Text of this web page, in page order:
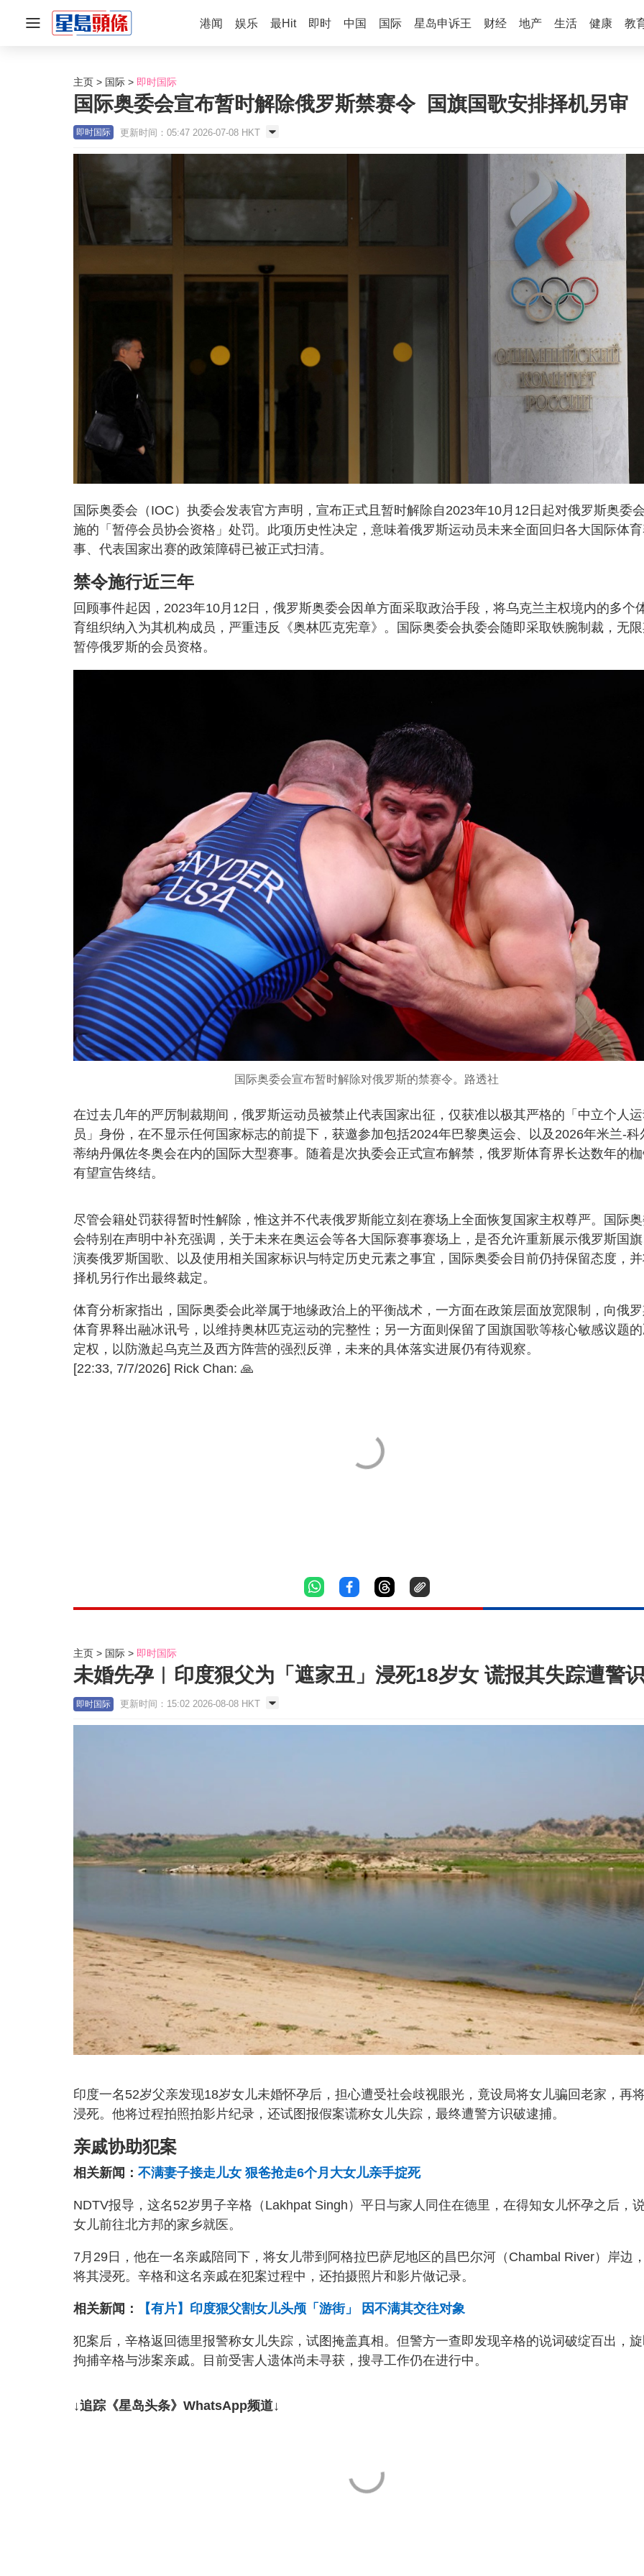
港闻 娱乐 最Hit 即时 中国 国际 星岛申诉王 财经 地产 生活 健康 教
主页 国际 即时国际
国际奥委会宣布暂时解除俄罗斯禁赛令 国旗国歌安排择机另审
即时国际 更新时间：05:47 2026-07-08 HKT
国际奥委会（IOC）执委会发表官方声明，宣布正式且暂时解除自2023年10月12日起对俄罗斯奥委
施的「暂停会员协会资格」处罚。此项历史性决定，意味着俄罗斯运动员未来全面回归各大国际体
事、代表国家出赛的政策障碍已被正式扫清。
禁令施行近三年
回顾事件起因，2023年10月12日，俄罗斯奥委会因单方面采取政治手段，将乌克兰主权境内的多个
育组织纳入为其机构成员，严重违反《奥林匹克宪章》。国际奥委会执委会随即采取铁腕制裁，无
暂停俄罗斯的会员资格。
国际奥委会宣布暂时解除对俄罗斯的禁赛令。路透社
在过去几年的严厉制裁期间，俄罗斯运动员被禁止代表国家出征，仅获准以极其严格的「中立个人
员」身份，在不显示任何国家标志的前提下，获邀参加包括2024年巴黎奥运会、以及2026年米兰-科
蒂纳丹佩佐冬奥会在内的国际大型赛事。随着是次执委会正式宣布解禁，俄罗斯体育界长达数年的
有望宣告终结。
尽管会籍处罚获得暂时性解除，惟这并不代表俄罗斯能立刻在赛场上全面恢复国家主权尊严。国际
会特别在声明中补充强调，关于未来在奥运会等各大国际赛事赛场上，是否允许重新展示俄罗斯国
演奏俄罗斯国歌、以及使用相关国家标识与特定历史元素之事宜，国际奥委会目前仍持保留态度，
择机另行作出最终裁定。
体育分析家指出，国际奥委会此举属于地缘政治上的平衡战术，一方面在政策层面放宽限制，向俄
体育界释出融冰讯号，以维持奥林匹克运动的完整性；另一方面则保留了国旗国歌等核心敏感议题
定权，以防激起乌克兰及西方阵营的强烈反弹，未来的具体落实进展仍有待观察。
[22:33, 7/7/2026] Rick Chan: 🙏
主页 国际 即时国际
未婚先孕︱印度狠父为「遮家丑」浸死18岁女 谎报其失踪遭警
即时国际 更新时间：15:02 2026-08-08 HKT
印度一名52岁父亲发现18岁女儿未婚怀孕后，担心遭受社会歧视眼光，竟设局将女儿骗回老家，再
浸死。他将过程拍照拍影片纪录，还试图报假案谎称女儿失踪，最终遭警方识破逮捕。
亲戚协助犯案
相关新闻： 不满妻子接走儿女 狠爸抢走6个月大女儿亲手掟死
NDTV报导，这名52岁男子辛格（Lakhpat Singh）平日与家人同住在德里，在得知女儿怀孕之后，
女儿前往北方邦的家乡就医。
7月29日，他在一名亲戚陪同下，将女儿带到阿格拉巴萨尼地区的昌巴尔河（Chambal River）岸边
将其浸死。辛格和这名亲戚在犯案过程中，还拍摄照片和影片做记录。
相关新闻： 【有片】印度狠父割女儿头颅「游街」 因不满其交往对象
犯案后，辛格返回德里报警称女儿失踪，试图掩盖真相。但警方一查即发现辛格的说词破绽百出，
拘捕辛格与涉案亲戚。目前受害人遗体尚未寻获，搜寻工作仍在进行中。
↓追踪《星岛头条》WhatsApp频道↓